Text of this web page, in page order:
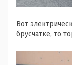
Вот
брусчатке, то